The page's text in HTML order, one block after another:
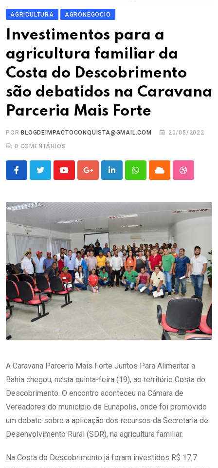
AGRICULTURA AGRONEGOCIO
Investimentos para a
agricultura familiar da
Costa do Descobrimento
são debatidos na Caravana
Parceria Mais Forte
POR BLOGDEIMPACTOCONQUISTA@GMAIL.COM
20/05/2022
0 COMENTÁRIOS
YoutubeGoogle+LinkedInWhatsappCloud
A Caravana Parceria Mais Forte Juntos Para Alimentar a
Bahia chegou, nesta quinta-feira (19), ao território Costa do
Descobrimento. O encontro aconteceu na Câmara de
Vereadores do município de Eunápolis, onde foi promovido
um debate sobre a aplicação dos recursos da Secretaria de
Desenvolvimento Rural (SDR), na agricultura familiar.
Na Costa do Descobrimento já foram investidos R$ 17,7